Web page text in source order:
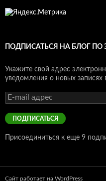
ПОДПИСАТЬСЯ НА БЛОГ ПО
Укажите свой адрес
уведомления о новых записях
E-
mail
адрес
ПОДПИСАТЬСЯ
Присоединиться к еще 9
Сайт работает на WordPress